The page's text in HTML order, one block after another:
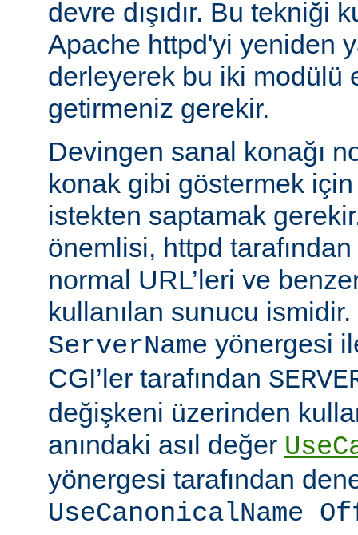
devre dışıdır. Bu tekniği
Apache httpd'yi yeniden
derleyerek bu iki modülü
getirmeniz gerekir.
Devingen sanal konağı
konak gibi göstermek
istekten saptamak
önemlisi, httpd
normal URL’leri ve
kullanılan sunucu
ServerName yönergesi
CGI’ler tarafından
değişkeni üzerinden
anındaki asıl değer
yönergesi tarafından
UseCanonicalName